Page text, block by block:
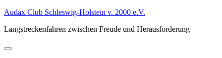
Zum
springen
Audax Club Schleswig-Holstein v. 2000 e.V.
Langstreckenfahren zwischen Freude und Herausforderung
Primäres